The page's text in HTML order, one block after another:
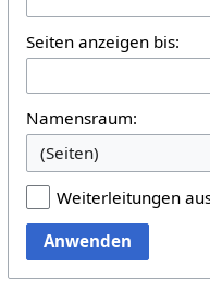
Seiten anzeigen bis:
Namensraum:
Weiterleitungen
Anwenden